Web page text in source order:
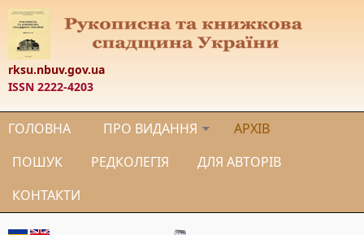
rksu.nbuv.gov.ua
ISSN 2222-4203
ГОЛОВНА ПРО ВИДАННЯ
АРХІВ
ПОШУК
РЕДКОЛЕГІЯ
ДЛЯ АВТОРІВ
КОНТАКТИ